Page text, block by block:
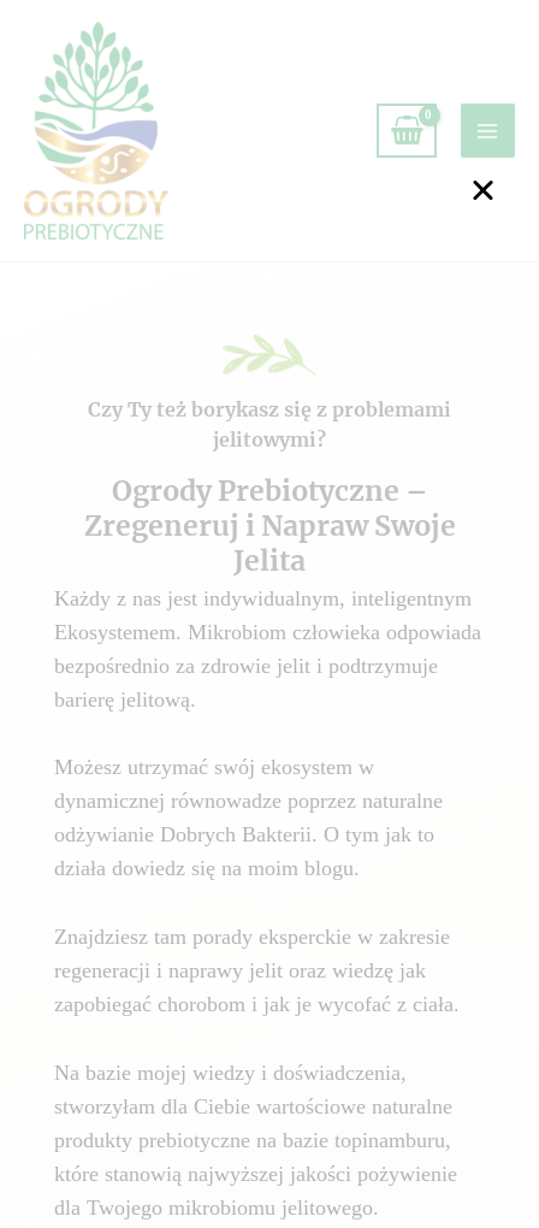
Czy Ty też borykasz się z problemami
jelitowymi?
Ogrody Prebiotyczne –
Zregeneruj i Napraw Swoje
Jelita
Każdy z nas jest indywidualnym, inteligentnym
Ekosystemem. Mikrobiom człowieka odpowiada
bezpośrednio za zdrowie jelit i podtrzymuje
barierę jelitową.
Możesz utrzymać swój ekosystem w
dynamicznej równowadze poprzez naturalne
odżywianie Dobrych Bakterii. O tym jak to
działa dowiedz się na moim blogu.
Znajdziesz tam porady eksperckie w zakresie
regeneracji i naprawy jelit oraz wiedzę jak
zapobiegać chorobom i jak je wycofać z ciała.
Na bazie mojej wiedzy i doświadczenia,
stworzyłam dla Ciebie wartościowe naturalne
produkty prebiotyczne na bazie topinamburu,
które stanowią najwyższej jakości pożywienie
dla Twojego mikrobiomu jelitowego.